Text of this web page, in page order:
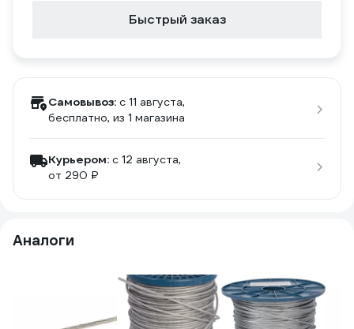
Быстрый заказ
Самовывоз: c 11 августа,
бесплатно, из 1 магазина
Курьером: c 12 августа,
от 290 ₽
Аналоги